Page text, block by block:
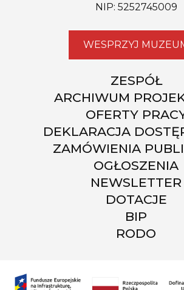
NIP: 5252745009
WESPRZYJ
ZESPÓŁ
ARCHIWUM
OFERTY
DEKLARACJA
ZAMÓWIENIA
OGŁOSZENIA
NEWSLETTER
DOTACJE
BIP
RODO